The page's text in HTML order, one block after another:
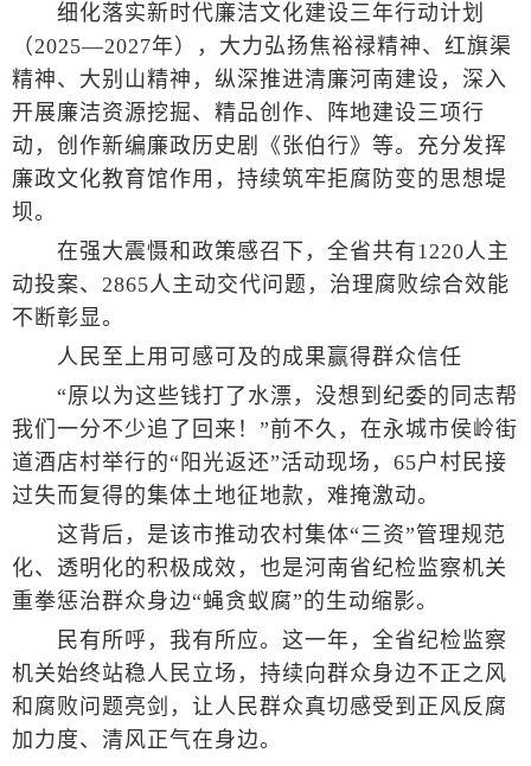
细化落实新时代廉洁文化建设三年行动计划
（2025—2027年），大力弘扬焦裕禄精神、红旗渠
精神、大别山精神，纵深推进清廉河南建设，深入
开展廉洁资源挖掘、精品创作、阵地建设三项行
动，创作新编廉政历史剧《张伯行》等。充分发挥
廉政文化教育馆作用，持续筑牢拒腐防变的思想堤
坝。
在强大震慑和政策感召下，全省共有1220人主
动投案、2865人主动交代问题，治理腐败综合效能
不断彰显。
人民至上用可感可及的成果赢得群众信任
“原以为这些钱打了水漂，没想到纪委的同志帮
我们一分不少追了回来！”前不久，在永城市侯岭街
道酒店村举行的“阳光返还”活动现场，65户村民接
过失而复得的集体土地征地款，难掩激动。
这背后，是该市推动农村集体“三资”管理规范
化、透明化的积极成效，也是河南省纪检监察机关
重拳惩治群众身边“蝇贪蚁腐”的生动缩影。
民有所呼，我有所应。这一年，全省纪检监察
机关始终站稳人民立场，持续向群众身边不正之风
和腐败问题亮剑，让人民群众真切感受到正风反腐
加力度、清风正气在身边。